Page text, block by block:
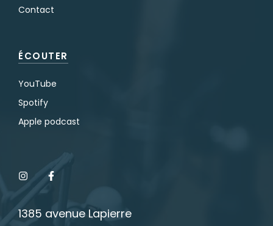
Contact
ÉCOUTER
YouTube
Spotify
Apple podcast
1385 avenue Lapierre